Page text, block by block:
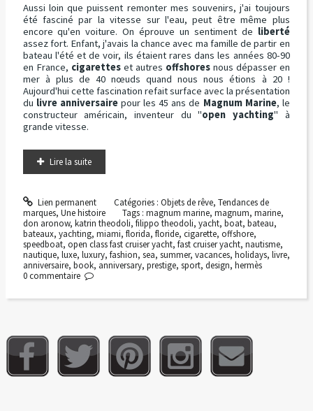
Aussi loin que puissent remonter mes souvenirs, j'ai toujours
été fasciné par la vitesse sur l'eau, peut être même plus
encore qu'en voiture. On éprouve un sentiment de liberté
assez fort. Enfant, j'avais la chance avec ma famille de partir en
bateau l'été et de voir, ils étaient rares dans les années 80-90
en France, cigaretteset autres offshoresnous dépasser en
mer à plus de 40 nœuds quand nous nous étions à 20 !
Aujourd'hui cette fascination refait surface avec la présentation
du livre anniversairepour les 45 ans de Magnum Marine, le
constructeur américain, inventeur du "open yachting" à
grande vitesse.
Lire la suite
Lien permanent Catégories : Objets de rêve, Tendances de
marques, Une histoire Tags :magnum marine,magnum,marine,
don aronow, katrin theodoli, filippo theodoli, yacht, boat, bateau,
bateaux, yachting, miami, florida, floride, cigarette, offshore,
speedboat, open class fast cruiser yacht, fast cruiser yacht, nautisme,
nautique, luxe, luxury, fashion, sea, summer, vacances, holidays, livre,
anniversaire, book, anniversary, prestige, sport, design, hermès
0 commentaire